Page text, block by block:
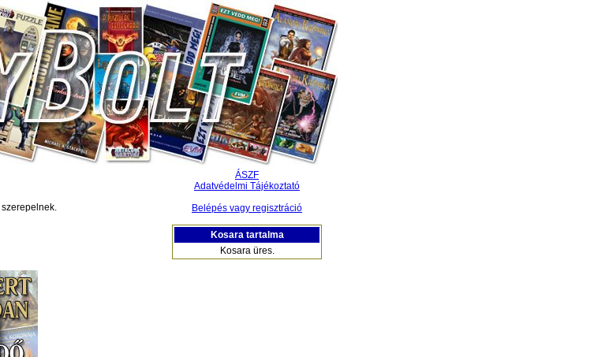
szerepelnek.
ÁSZF
Adatvédelmi Tájékoztató
Belépés vagy regisztráció
Kosara tartalma
Kosara üres.